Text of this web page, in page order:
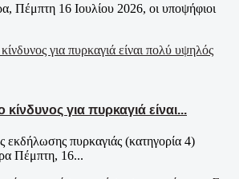
Πέμπτη 16 Ιουλίου 2026, οι υποψήφιοι
κίνδυνος για πυρκαγιά είναι...
εκδήλωσης πυρκαγιάς (κατηγορία 4)
Πέμπτη, 16...